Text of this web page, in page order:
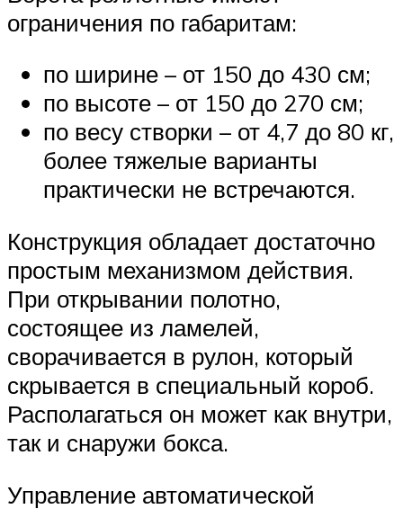
ограничения по габаритам:
по ширине – от 150 до 430 см;
по высоте – от 150 до 270 см;
по весу створки – от 4,7 до 80 кг,
более тяжелые варианты
практически не встречаются.
Конструкция обладает достаточно
простым механизмом действия.
При открывании полотно,
состоящее из ламелей,
сворачивается в рулон, который
скрывается в специальный короб.
Располагаться он может как внутри,
так и снаружи бокса.
Управление автоматической